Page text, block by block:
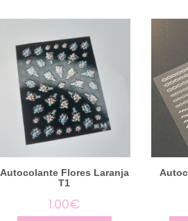
Autocolante Flores Laranja
T1
1.00€